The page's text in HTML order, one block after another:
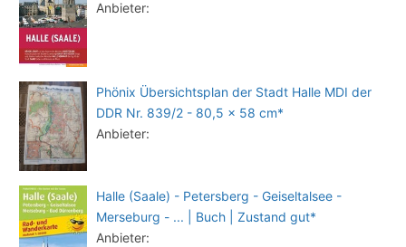
Anbieter:
Phönix Übersichtsplan der Stadt Halle MDI der
DDR Nr. 839/2 - 80,5 x 58 cm*
Anbieter:
Halle (Saale) - Petersberg - Geiseltalsee -
Merseburg - ... | Buch | Zustand gut*
Anbieter: